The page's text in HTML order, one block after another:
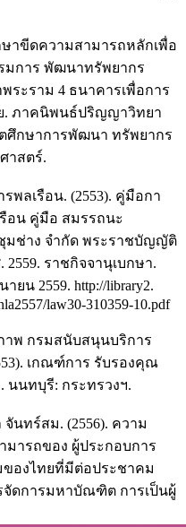
าขีดความสามารถหลักเพื่อ
มการ พัฒนาทรัพยากร
ะราม 4 ธนาคารเพื่อการ
. ภาคนิพนธ์ปริญญาวิทยา
กษาการพัฒนา ทรัพยากร
าสตร์.
ลเรือน. (2553). คู่มือกา
อน คู่มือ สมรรถนะ
มช่าง จํากัด พระราชบัญญัติ
ราชกิจจานุเบกษา.
ยน 2559. http://library2.
law30-310359-10.pdf
าพ กรมสนับสนุนบริการ
เกณฑ์การ รับรองคุณ
นนทบุรี: กระทรวงฯ.
ทร์สม. (2556). ความ
มารถของ ผู้ประกอบการ
องไทยที่มีต่อประชาคม
จัดการมหาบัณฑิต การเป็นผู้